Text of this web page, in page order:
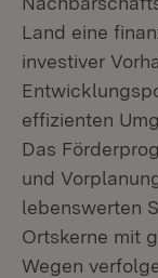
Land eine
investiver
effizienten
Das
und
lebenswerten
Ortskerne mit
Wegen